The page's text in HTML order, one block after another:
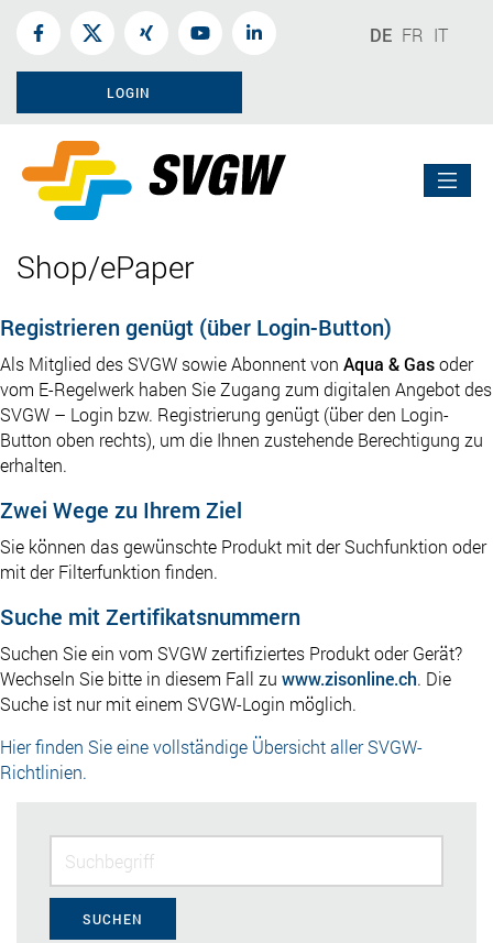
DE FR IT
LOGIN
Shop/ePaper
Registrieren genügt (über Login-Button)
Als Mitglied des SVGW sowie Abonnent von Aqua & Gasoder
vom E-Regelwerk haben Sie Zugang zum digitalen Angebot des
SVGW – Login bzw. Registrierung genügt (über den Login-
Button oben rechts), um die Ihnen zustehende Berechtigung zu
erhalten.
Zwei Wege zu Ihrem Ziel
Sie können das gewünschte Produkt mit der Suchfunktion oder
mit der Filterfunktion finden.
Suche mit Zertifikatsnummern
Suchen Sie ein vom SVGW zertifiziertes Produkt oder Gerät?
Wechseln Sie bitte in diesem Fall zu www.zisonline.ch. Die
Suche ist nur mit einem SVGW-Login möglich.
Hier finden Sie eine vollständige Übersicht aller SVGW-
Richtlinien.
SUCHEN